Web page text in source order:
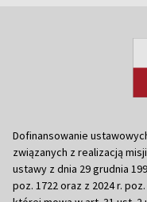
Dofinansowanie
związanych z realizacją
ustawy z dnia 29 grudnia
poz. 1722 oraz z 2024 r.